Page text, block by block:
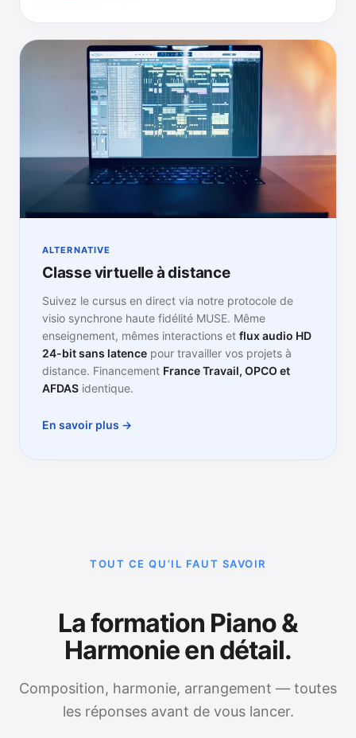
ALTERNATIVE
Classe virtuelle à distance
Suivez le cursus en direct via notre protocole de
visio synchrone haute fidélité MUSE. Même
enseignement, mêmes interactions et flux audio HD
24-bit sans latence pour travailler vos projets à
distance. Financement France Travail, OPCO et
AFDAS identique.
En savoir plus →
TOUT CE QU’IL FAUT SAVOIR
La formation Piano &
Harmonie en détail.
Composition, harmonie, arrangement — toutes
les réponses avant de vous lancer.